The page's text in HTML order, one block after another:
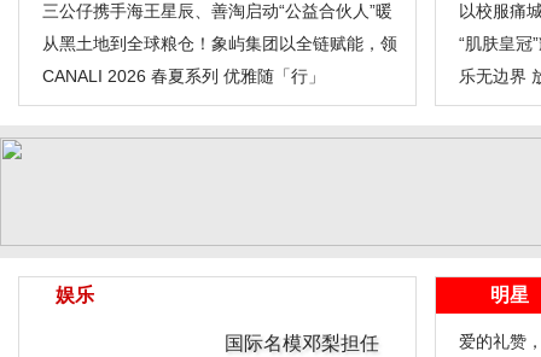
活美学
三公仔携手海王星辰、善淘启动“公益合伙人”暖
冬行动
从黑土地到全球粮仓！象屿集团以全链赋能，领
航农业产业新
CANALI 2026 春夏系列 优雅随「行」
新作引领“
以校服痛
圆满收官
“肌肤皇冠
领事肯定
乐无边界
尚电音
娱乐
国际名模邓梨担任
明星
爱的礼赞